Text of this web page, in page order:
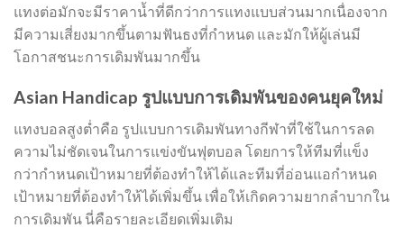
แทงต่อมักจะมีราคาน้ำที่ดีกว่าการแทงแบบส่วนมากเนื่องจาก
มีความเสี่ยงมากขึ้นตามฟันธงที่กำหนด และมักให้ผู้เล่นมี
โอกาสชนะการเดิมพันมากขึ้น
Asian Handicap รูปแบบการเดิมพันของคนยุคใหม่
แทงบอลสูงต่ำคือ รูปแบบการเดิมพันทางกีฬาที่ใช้ในการลด
ความไม่ชัดเจนในการแข่งขันฟุตบอล โดยการให้ทีมที่แข็ง
กว่ากำหนดเป้าหมายที่ต้องทำให้ได้และทีมที่อ่อนแอกำหนด
เป้าหมายที่ต้องทำให้ได้เพิ่มขึ้น เพื่อให้เกิดความยากลำบากใน
การเดิมพัน นี่คือรายละเอียดเพิ่มเติม